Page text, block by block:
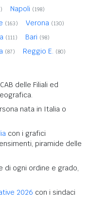
Napoli (198)
(163) Verona (130)
(111) Bari (98)
(87) Reggio E. (80)
delle Filiali ed
nata in Italia o
con i grafici
piramide delle
di ogni ordine e grado,
2026 con i sindaci